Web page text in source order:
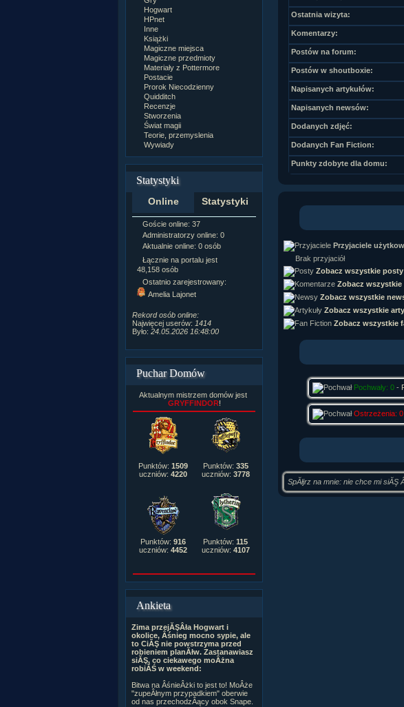
Hogwart
HPnet
Inne
Książki
Magiczne miejsca
Magiczne przedmioty
Materiały z Pottermore
Postacie
Prorok Niecodzienny
Quidditch
Recenzje
Stworzenia
Świat magii
Teorie, przemyslenia
Wywiady
Statystyki
Online Statystyki
Goście online: 37
Administratorzy online: 0
Aktualnie online: 0 osób
Łącznie na portalu jest
48,158 osób
Ostatnio zarejestrowany:
Amelia Lajonet
Rekord osób online:
Najwięcej userów: 1414
Było: 24.05.2026 16:48:00
Napisanych artykułów:
Zdjęć w galerii:21,490
Tematów na forum:3,921
Postów na forum:319,637
Komentarzy do materiałów:
222,019
Rozdanych pochwał:3,327
Wlepionych ostrzeżeń:4,170
Puchar Domów
Aktualnym mistrzem domów jest
GRYFFINDOR!
Punktów: 1509
uczniów: 4220
Punktów: 335
uczniów: 3778
Punktów: 916
uczniów: 4452
Punktów: 115
uczniów: 4107
Ankieta
Zima przejĂŞÂła Hogwart i
okolice, Âśnieg mocno sypie, ale
to CiĂŞ nie powstrzyma przed
robieniem planĂłw. Zastanawiasz
siĂŞ, co ciekawego moÂżna
robiĂŚ w weekend:
Bitwa na ÂśnieÂżki to jest to! MoÂże
"zupeÂłnym przypadkiem" oberwie
od nas przechodzÂący obok Snape.
Ostatnia wizyta:
Komentarzy:
Postów na forum:
Postów w shoutboxie:
Napisanych artykułów:
Napisanych newsów:
Dodanych zdjęć:
Dodanych Fan Fiction:
Punkty zdobyte dla domu:
Przyjaciele
Brak przyjaciół
Zobacz wszystkie
Zobacz
Zobacz wszystkie
Zobacz wszystkie
Zobacz wszystkie
Pochwały: 0-
Ostrzeżenia: 0
SpĂłjrz na mnie: nie chce mi siĂŞ